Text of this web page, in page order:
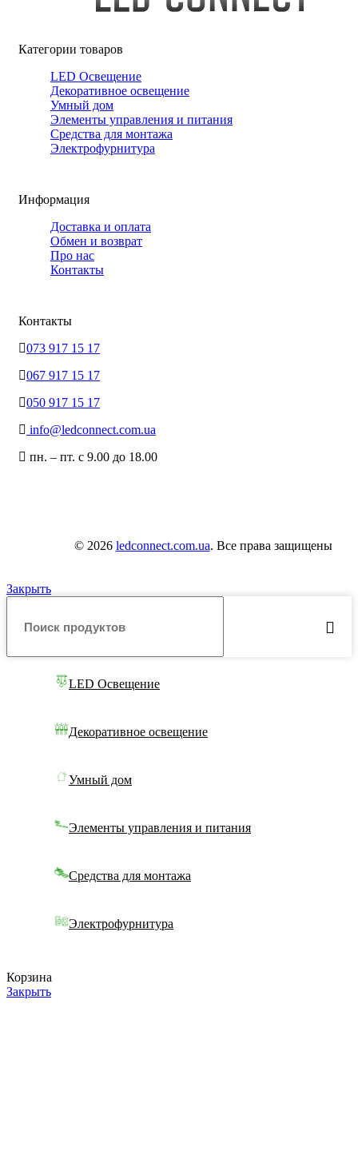
Категории товаров
LED Освещение
Декоративное освещение
Умный дом
Элементы управления и питания
Средства для монтажа
Электрофурнитура
Информация
Доставка и оплата
Обмен и возврат
Про нас
Контакты
Контакты
073 917 15 17
067 917 15 17
050 917 15 17
info@ledconnect.com.ua
пн. – пт. с 9.00 до 18.00
© 2026 ledconnect.com.ua. Все права защищены
Закрыть
LED Освещение
Декоративное освещение
Умный дом
Элементы управления и питания
Средства для монтажа
Электрофурнитура
Корзина
Закрыть